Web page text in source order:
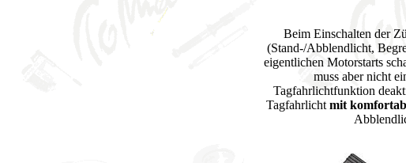
Beim Einschalten der
(Stand-/Abblendlicht,
eigentlichen Motorstarts
muss aber nicht
Tagfahrlichtfunktion
Tagfahrlicht mit